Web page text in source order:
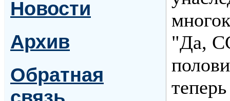
Новости
Архив
Обратная
"Да,